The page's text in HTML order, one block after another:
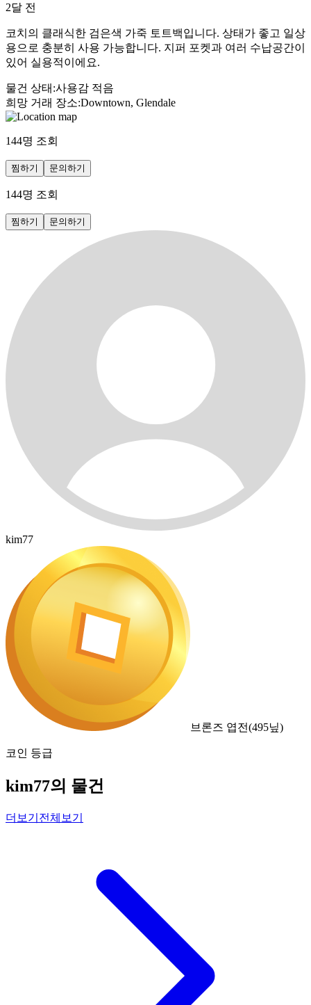
2달 전
코치의 클래식한 검은색 가죽 토트백입니다. 상태가 좋고 일상
용으로 충분히 사용 가능합니다. 지퍼 포켓과 여러 수납공간이
있어 실용적이에요.
물건 상태 :사용감 적음
희망 거래 장소:Downtown, Glendale
144명 조회
찜하기 문의하기
144명 조회
찜하기 문의하기
kim77
브론즈 엽전(495닢)
코인 등급
kim77의 물건
더보기 전체보기